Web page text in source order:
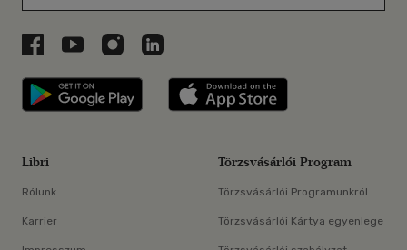
Libri a Facebookon
Libri a Youtube-on
Libri az Instagramon
Libri a LinkedInen
Libri applikáció Szerezd meg: Google
Libri
Rólunk
Karrier
Törzsvásárlói Program
Törzsvásárlói Programunkról
Törzsvásárlói Kártya egyenlege